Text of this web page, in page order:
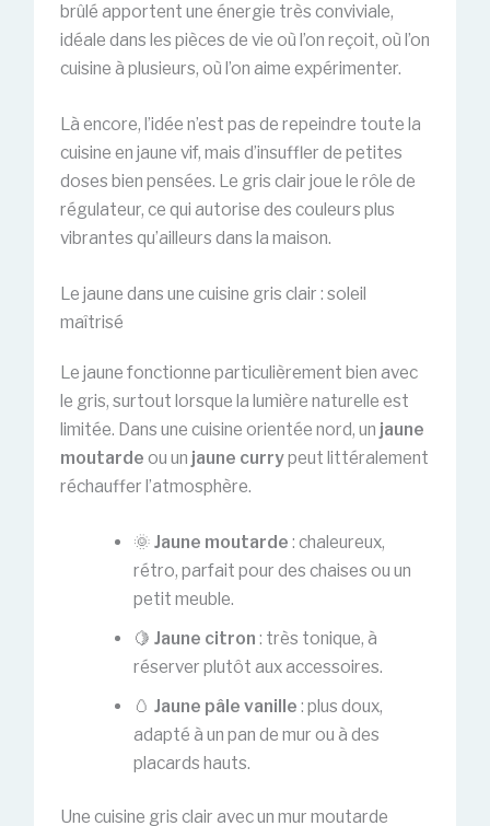
brûlé apportent une énergie très conviviale,
idéale dans les pièces de vie où l’on reçoit, où l’on
cuisine à plusieurs, où l’on aime expérimenter.
Là encore, l’idée n’est pas de repeindre toute la
cuisine en jaune vif, mais d’insuffler de petites
doses bien pensées. Le gris clair joue le rôle de
régulateur, ce qui autorise des couleurs plus
vibrantes qu’ailleurs dans la maison.
Le jaune dans une cuisine gris clair : soleil
maîtrisé
Le jaune fonctionne particulièrement bien avec
le gris, surtout lorsque la lumière naturelle est
limitée. Dans une cuisine orientée nord, un jaune
moutarde ou un jaune currypeut littéralement
réchauffer l’atmosphère.
🌞 Jaune moutarde : chaleureux,
rétro, parfait pour des chaises ou un
petit meuble.
🍋 Jaune citron : très tonique, à
réserver plutôt aux accessoires.
🥚 Jaune pâle vanille : plus doux,
adapté à un pan de mur ou à des
placards hauts.
Une cuisine gris clair avec un mur moutarde